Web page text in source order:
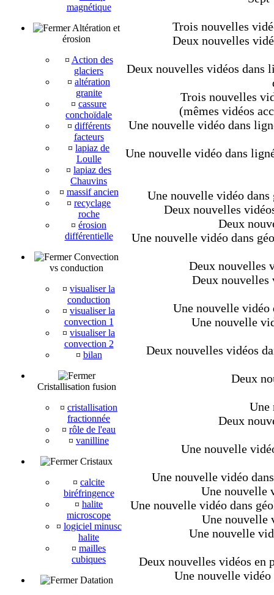
magnétique
Altération et
érosion
¤ Action des
glaciers
¤ altération
granite
¤ cassure
conchoïdale
¤ différents
facteurs
¤ lapiaz de
Loulle
¤ lapiaz des
Chauvins
¤ massif ancien
¤ recyclage
roche
¤ érosion
différentielle
Convection
vs conduction
¤ visualiser la
conduction
¤ visualiser la
convection 1
¤ visualiser la
convection 2
¤ bilan
Cristallisation fusion
¤ cristallisation
fractionnée
¤ rôle de l'eau
¤ vanilline
Cristaux
¤ calcite
biréfringence
¤ halite
microscope
¤ logiciel minusc
halite
¤ mailles
cubiques
Datation
Trois nouvelles
Deux nouvelles
Deux nouvelles vidéos dans
Trois nouvelles
(mêmes vidéos
Une nouvelle vidéo dans
Une nouvelle vidéo dans
Une nouvelle vidéo
Deux nouvelles
Deux
Une nouvelle vidéo dans
Deux nouvelles
Deux nouvelles
Une nouvelle vidéo
Une nouvelle
Deux nouvelles vidéos
Deux
Une
Deux
Une nouvelle
Une nouvelle vidéo
Une nouvelle
Une nouvelle vidéo dans
Une nouvelle
Une nouvelle
Deux nouvelles vidéos en
Une nouvelle